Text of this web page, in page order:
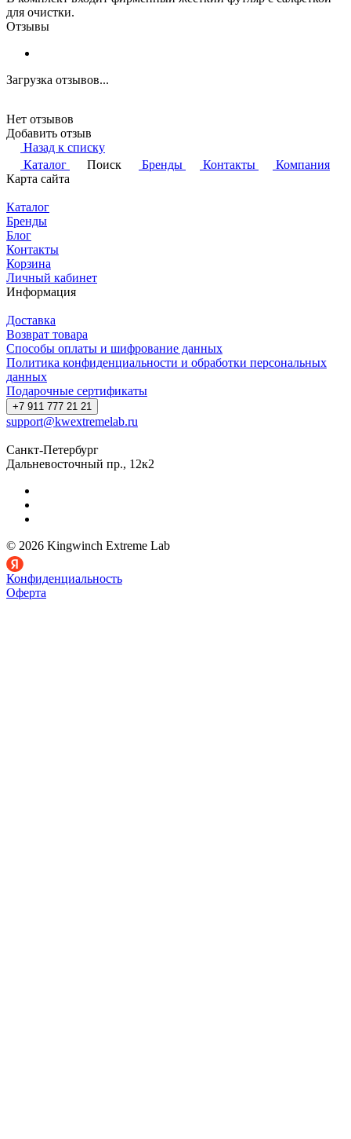
для очистки.
Отзывы
Загрузка отзывов...
Нет отзывов
Добавить отзыв
Назад к списку
Каталог
Поиск Бренды Контакты
Компания
Карта сайта
Каталог
Бренды
Блог
Контакты
Корзина
Личный кабинет
Информация
Доставка
Возврат товара
Способы оплаты и шифрование данных
Политика конфиденциальности и обработки персональных
данных
Подарочные сертификаты
+7 911 777 21 21
support@kwextremelab.ru
Санкт-Петербург
Дальневосточный пр., 12к2
© 2026 Kingwinch Extreme Lab
Конфиденциальность
Оферта